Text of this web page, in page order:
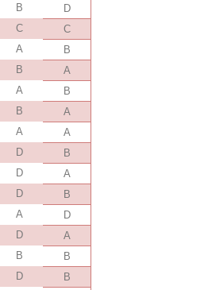
B
D
C
C
A
B
B
A
A
B
B
A
A
A
D
B
D
A
D
B
A
D
D
A
B
B
D
B